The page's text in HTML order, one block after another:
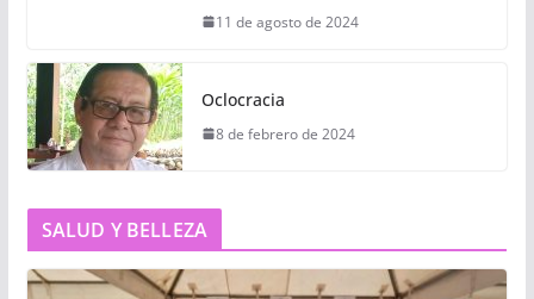
11 de agosto de 2024
Oclocracia
8 de febrero de 2024
SALUD Y BELLEZA